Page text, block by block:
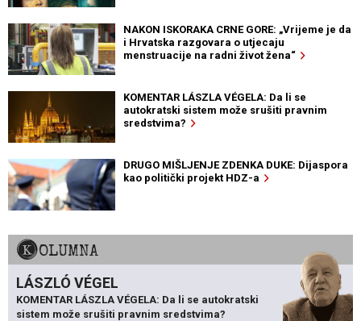
NAKON ISKORAKA CRNE GORE: „Vrijeme je da
i Hrvatska razgovara o utjecaju
menstruacije na radni život žena“
KOMENTAR LÁSZLA VÉGELA: Da li se
autokratski sistem može srušiti pravnim
sredstvima?
DRUGO MIŠLJENJE ZDENKA DUKE: Dijaspora
kao politički projekt HDZ-a
KOLUMNA
LÁSZLÓ VÉGEL
KOMENTAR LÁSZLA VÉGELA: Da li se autokratski
sistem može srušiti pravnim sredstvima?